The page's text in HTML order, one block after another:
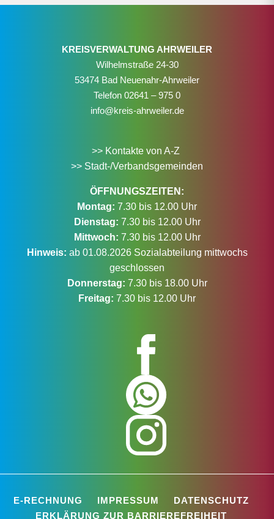
KREISVERWALTUNG AHRWEILER
Wilhelmstraße 24-30
53474 Bad Neuenahr-Ahrweiler
Telefon 02641 – 975 0
info@kreis-ahrweiler.de
>> Kontakte von A-Z
>> Stadt-/Verbandsgemeinden
ÖFFNUNGSZEITEN:
Montag: 7.30 bis 12.00 Uhr
Dienstag: 7.30 bis 12.00 Uhr
Mittwoch: 7.30 bis 12.00 Uhr
Hinweis: ab 01.08.2026 Sozialabteilung mittwochs
geschlossen
Donnerstag: 7.30 bis 18.00 Uhr
Freitag: 7.30 bis 12.00 Uhr
E-RECHNUNG IMPRESSUM
DATENSCHUTZ
ERKLÄRUNG ZUR BARRIEREFREIHEIT